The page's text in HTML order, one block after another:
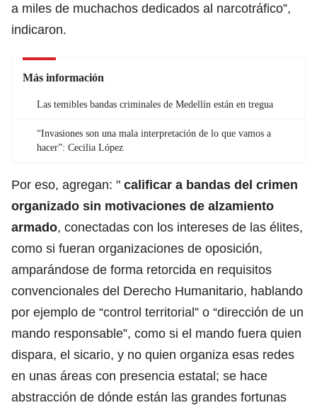
a miles de muchachos dedicados al narcotráfico”,
indicaron.
Más información
Las temibles bandas criminales de Medellín están en tregua
“Invasiones son una mala interpretación de lo que vamos a
hacer”: Cecilia López
Por eso, agregan: " calificar a bandas del crimen
organizado sin motivaciones de alzamiento
armado, conectadas con los intereses de las élites,
como si fueran organizaciones de oposición,
amparándose de forma retorcida en requisitos
convencionales del Derecho Humanitario, hablando
por ejemplo de “control territorial” o “dirección de un
mando responsable”, como si el mando fuera quien
dispara, el sicario, y no quien organiza esas redes
en unas áreas con presencia estatal; se hace
abstracción de dónde están las grandes fortunas